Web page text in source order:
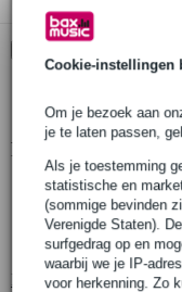
Cookie-instellingen
Om je bezoek aan
je te laten passen,
Als je toestemming
statistische en
(sommige bevinden
Verenigde Staten).
surfgedrag op en
waarbij we je IP-
voor herkenning. Zo
Kies nu voor 2
voordelen
Productinformatie
pedaal voor
voor: elektrische
octaveert lage tonen,
Bekijk alle